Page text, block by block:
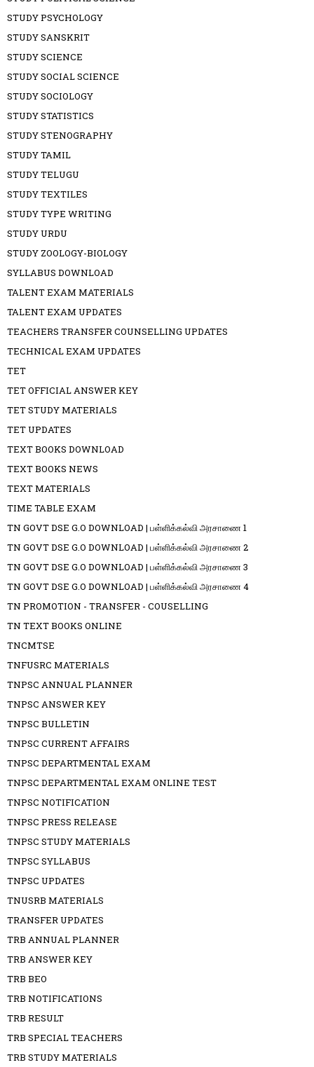
STUDY PSYCHOLOGY
STUDY SANSKRIT
STUDY SCIENCE
STUDY SOCIAL SCIENCE
STUDY SOCIOLOGY
STUDY STATISTICS
STUDY STENOGRAPHY
STUDY TAMIL
STUDY TELUGU
STUDY TEXTILES
STUDY TYPE WRITING
STUDY URDU
STUDY ZOOLOGY-BIOLOGY
SYLLABUS DOWNLOAD
TALENT EXAM MATERIALS
TALENT EXAM UPDATES
TEACHERS TRANSFER COUNSELLING UPDATES
TECHNICAL EXAM UPDATES
TET
TET OFFICIAL ANSWER KEY
TET STUDY MATERIALS
TET UPDATES
TEXT BOOKS DOWNLOAD
TEXT BOOKS NEWS
TEXT MATERIALS
TIME TABLE EXAM
TN GOVT DSE G.O DOWNLOAD | பள்ளிக்கல்வி அரசாணை 1
TN GOVT DSE G.O DOWNLOAD | பள்ளிக்கல்வி அரசாணை 2
TN GOVT DSE G.O DOWNLOAD | பள்ளிக்கல்வி அரசாணை 3
TN GOVT DSE G.O DOWNLOAD | பள்ளிக்கல்வி அரசாணை 4
TN PROMOTION - TRANSFER - COUSELLING
TN TEXT BOOKS ONLINE
TNCMTSE
TNFUSRC MATERIALS
TNPSC ANNUAL PLANNER
TNPSC ANSWER KEY
TNPSC BULLETIN
TNPSC CURRENT AFFAIRS
TNPSC DEPARTMENTAL EXAM
TNPSC DEPARTMENTAL EXAM ONLINE TEST
TNPSC NOTIFICATION
TNPSC PRESS RELEASE
TNPSC STUDY MATERIALS
TNPSC SYLLABUS
TNPSC UPDATES
TNUSRB MATERIALS
TRANSFER UPDATES
TRB ANNUAL PLANNER
TRB ANSWER KEY
TRB BEO
TRB NOTIFICATIONS
TRB RESULT
TRB SPECIAL TEACHERS
TRB STUDY MATERIALS